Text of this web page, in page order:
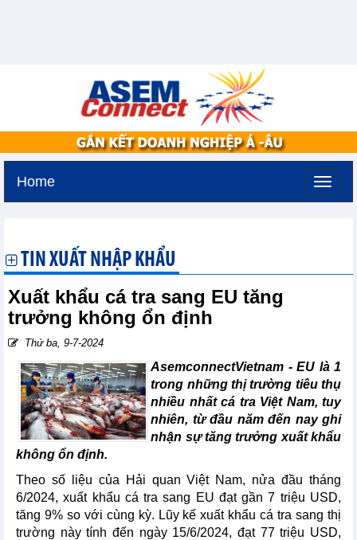
Home
TIN XUẤT NHẬP KHẨU
Xuất khẩu cá tra sang EU tăng
trưởng không ổn định
Thứ ba, 9-7-2024
AsemconnectVietnam -EU là 1
trong những thị trường tiêu thụ
nhiều nhất cá tra Việt Nam, tuy
nhiên, từ đầu năm đến nay ghi
nhận sự tăng trưởng xuất khẩu
không ổn định.
Theo số liệu của Hải quan Việt Nam, nửa đầu tháng
6/2024, xuất khẩu cá tra sang EU đạt gần 7 triệu USD,
tăng 9% so với cùng kỳ. Lũy kế xuất khẩu cá tra sang thị
trường này tính đến ngày 15/6/2024, đạt 77 triệu USD,